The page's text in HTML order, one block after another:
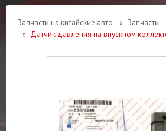
Запчасти на китайские авто » Запчасти
» Датчик давления на впускном